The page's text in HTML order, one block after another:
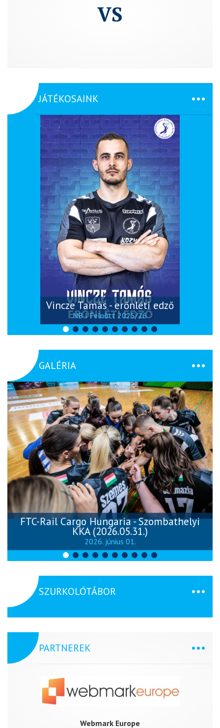
VS
JÁTÉKOSAINK
Vincze Tamás - erőnléti edző
NB I Felnőtt 2025/26
GALÉRIA
FTC-Rail Cargo Hungaria - Szombathelyi
KKA (2026.05.31.)
2026. június 01.
SZURKOLÓTÁBOR
PARTNEREK
Webmark Europe